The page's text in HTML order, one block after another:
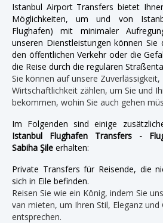
Istanbul Airport Transfers bietet
Möglichkeiten, um und von
Flughafen) mit minimaler
unseren Dienstleistungen können
den öffentlichen Verkehr oder die
die Reise durch die regulären
Sie können auf unsere
Wirtschaftlichkeit zählen, um Sie und
bekommen, wohin Sie auch gehen
Im Folgenden sind einige
Istanbul Flughafen Transfers -
Sabiha Şile erhalten:
Private Transfers für Reisende, die
sich in Eile befinden.
Reisen Sie wie ein König, indem Sie
van mieten, um Ihren Stil, Eleganz und
entsprechen.